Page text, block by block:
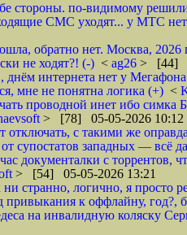
стороны. по-видимому
СМС уходят... у МТС
обратно нет. Москва, 2026
не ходят?! (-) < ag26 > [44]
интернета нет у
мне не понятна логика (+) <
проводной инет ибо симка
> [78] 05-05-2026 10:12
отключать, с такими же
супостатов западных — всё
документалки с торрентов,
> [54] 05-05-2026 13:21
странно, логично, я просто
привыкания к оффлайну, год?,
на инвалидную коляску